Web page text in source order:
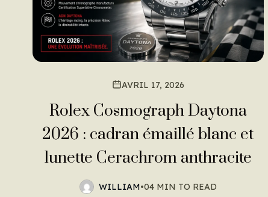
AVRIL 17, 2026
Rolex Cosmograph Daytona
2026 : cadran émaillé blanc et
lunette Cerachrom anthracite
WILLIAM•04 MIN TO READ